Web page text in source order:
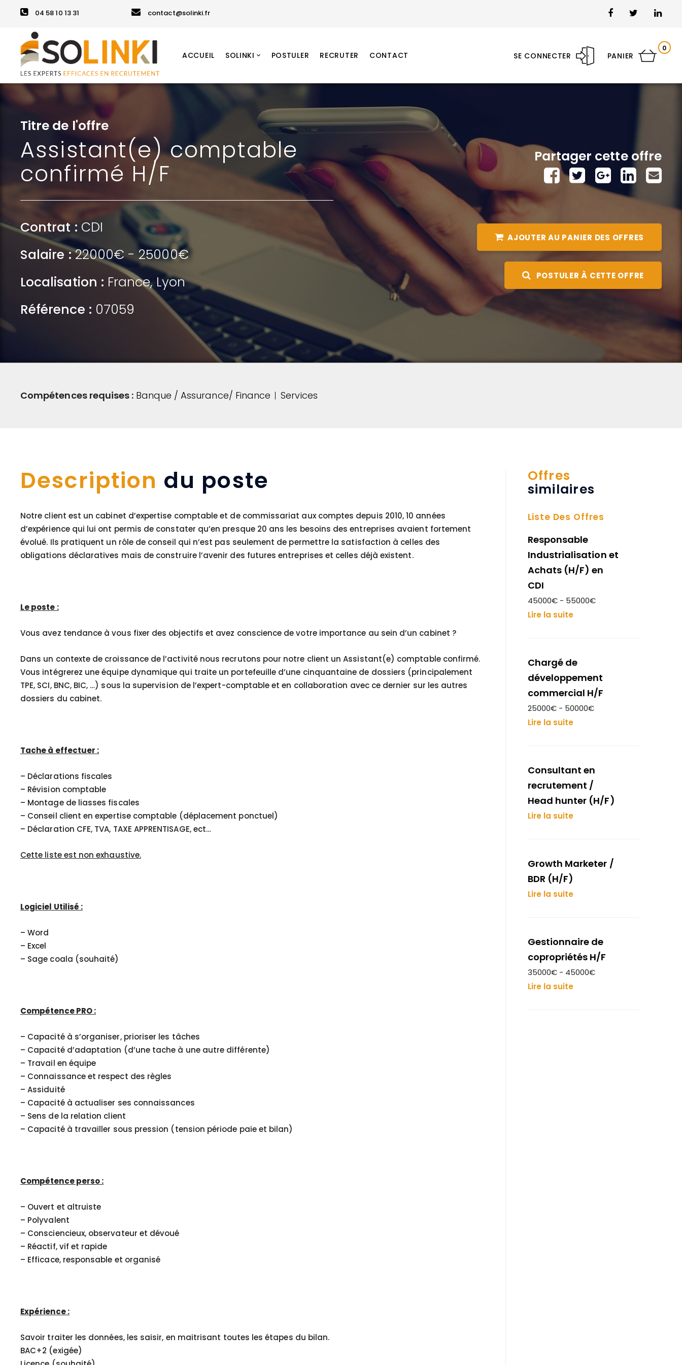
04 58 10 13 31 contact@solinki.fr
SE CONNECTER PANIER
0
ACCUEIL SOLINKI POSTULER RECRUTER CONTACT
Titre de l'offre
Assistant(e) comptable
confirmé H/F
Contrat : CDI
Salaire :22000€ - 25000€
Localisation : France, Lyon
Référence : 07059
Partager cette offre
AJOUTER AU PANIER DES OFFRES
POSTULER À CETTE OFFRE
Compétences requises : Banque / Assurance/ Finance Services
Description du poste
Notre client est un cabinet d’expertise comptable et de commissariat aux comptes depuis 2010, 10 années
d’expérience qui lui ont permis de constater qu’en presque 20 ans les besoins des entreprises avaient fortement
évolué. Ils pratiquent un rôle de conseil qui n’est pas seulement de permettre la satisfaction à celles des
obligations déclaratives mais de construire l’avenir des futures entreprises et celles déjà existent.
Le poste :
Vous avez tendance à vous fixer des objectifs et avez conscience de votre importance au sein d’un cabinet ?
Dans un contexte de croissance de l’activité nous recrutons pour notre client un Assistant(e) comptable confirmé.
Vous intégrerez une équipe dynamique qui traite un portefeuille d’une cinquantaine de dossiers (principalement
TPE, SCI, BNC, BIC, …) sous la supervision de l’expert-comptable et en collaboration avec ce dernier sur les autres
dossiers du cabinet.
Tache à effectuer :
– Déclarations fiscales
– Révision comptable
– Montage de liasses fiscales
– Conseil client en expertise comptable (déplacement ponctuel)
– Déclaration CFE, TVA, TAXE APPRENTISAGE, ect…
Cette liste est non exhaustive.
Logiciel Utilisé :
– Word
– Excel
– Sage coala (souhaité)
Compétence PRO :
– Capacité à s’organiser, prioriser les tâches
– Capacité d’adaptation (d’une tache à une autre différente)
– Travail en équipe
– Connaissance et respect des règles
– Assiduité
– Capacité à actualiser ses connaissances
– Sens de la relation client
– Capacité à travailler sous pression (tension période paie et bilan)
Compétence perso :
– Ouvert et altruiste
– Polyvalent
– Consciencieux, observateur et dévoué
– Réactif, vif et rapide
– Efficace, responsable et organisé
Expérience :
Savoir traiter les données, les saisir, en maitrisant toutes les étapes du bilan.
BAC+2 (exigée)
Offres
similaires
Liste Des Offres
Responsable
Industrialisation et
Achats (H/F) en
CDI
45000€ - 55000€
Lire la suite
Chargé de
développement
commercial H/F
25000€ - 50000€
Lire la suite
Consultant en
recrutement /
Head hunter (H/F)
Lire la suite
Growth Marketer /
BDR (H/F)
Lire la suite
Gestionnaire de
copropriétés H/F
35000€ - 45000€
Lire la suite